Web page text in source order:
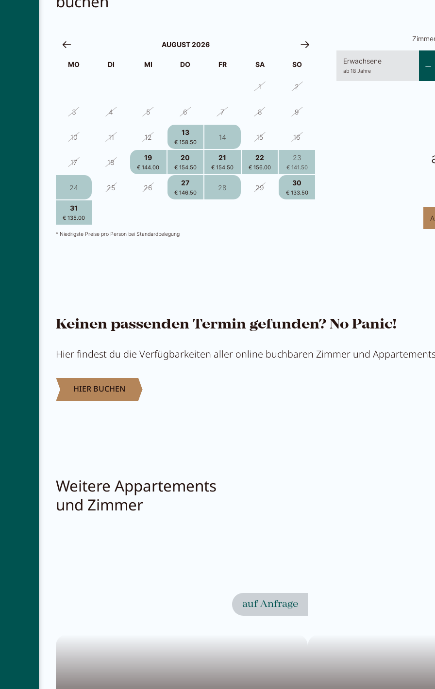
AUGUST 2026
MO DI MI DO FR SA SO
1 2
3 4 5 6 7 8 9
10 11 12
13
€ 158.50
14 15 16
17 18
19
€ 144.00
20
€ 154.50
21
€ 154.50
22
€ 156.00
23
€ 141.50
24 25 26
27
€ 146.50
28 29
30
€ 133.50
31
€ 135.00
* Niedrigste Preise pro Person bei Standardbelegung
Erwachsene
ab 18 Jahre
Keinen passenden Termin gefunden? No Panic!
Hier findest du die Verfügbarkeiten aller online buchbaren Zimmer und
HIER BUCHEN
Weitere Appartements
und Zimmer
auf Anfrage